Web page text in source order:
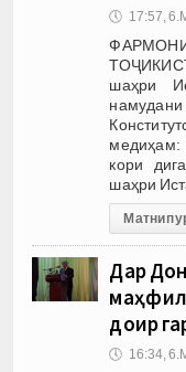
🕔 17:57,
шаҳри
кори
шаҳри
Матни
Дар
доир
🕔 16:34,